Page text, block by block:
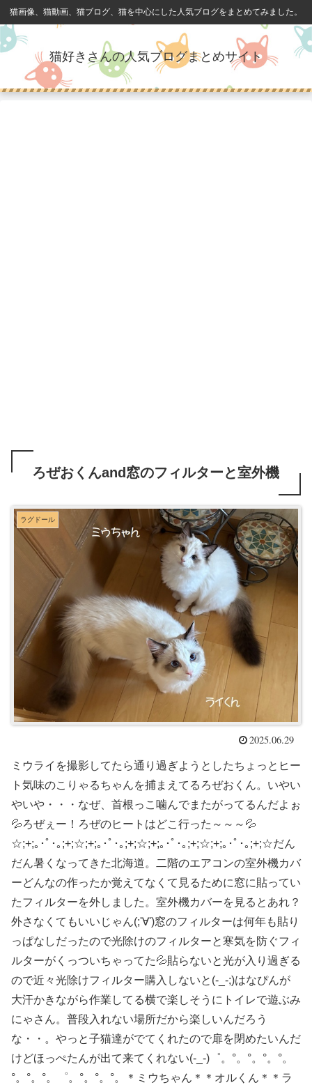
猫画像、猫動画、猫ブログ、猫を中心にした人気ブログをまとめてみました。
猫好きさんの人気ブログまとめサイト
ろぜおくんand窓のフィルターと室外機
ラグドール
2025.06.29
ミウライを撮影してたら通り過ぎようとしたちょっとヒー
ト気味のこりゃるちゃんを捕まえてるろぜおくん。いやい
やいや・・・なぜ、首根っこ噛んでまたがってるんだよぉ
💦ろぜぇー！ろぜのヒートはどこ行った～～～💦
☆;+;｡･ﾟ･｡;+;☆;+;｡･ﾟ･｡;+;☆;+;｡･ﾟ･｡;+;☆;+;｡･ﾟ･｡;+;☆だん
だん暑くなってきた北海道。二階のエアコンの室外機カバ
ーどんなの作ったか覚えてなくて見るために窓に貼ってい
たフィルターを外しました。室外機カバーを見るとあれ？
外さなくてもいいじゃん(;'∀')窓のフィルターは何年も貼り
っぱなしだったので光除けのフィルターと寒気を防ぐフィ
ルターがくっついちゃってた💦貼らないと光が入り過ぎる
ので近々光除けフィルター購入しないと(-_-;)はなぴんが
大汗かきながら作業してる横で楽しそうにトイレで遊ぶみ
にゃさん。普段入れない場所だから楽しいんだろう
な・・。やっと子猫達がでてくれたので扉を閉めたいんだ
けどほっぺたんが出て来てくれない(-_-)゜。°。°。°。°。
°。°。°。゜。°。°。°。＊ミウちゃん＊＊オルくん＊＊ラ